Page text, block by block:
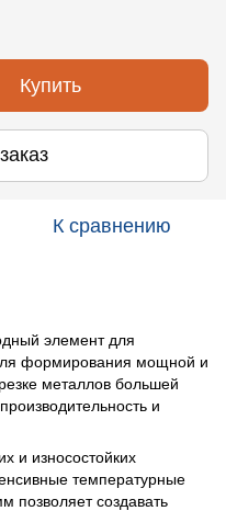
Купить
К сравнению
элемент для
формирования мощной и
металлов большей
и
и износостойких
температурные
позволяет создавать